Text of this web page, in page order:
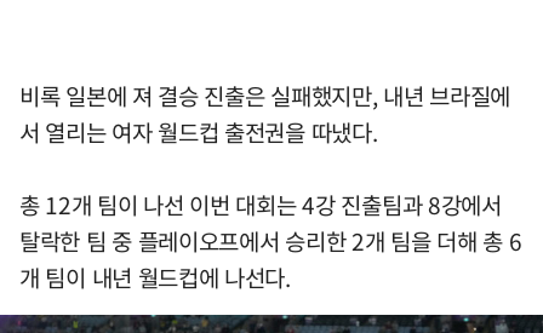
비록 일본에 져 결승 진출은 실패했지만, 내년 브라질에
서 열리는 여자 월드컵 출전권을 따냈다.
총 12개 팀이 나선 이번 대회는 4강 진출팀과 8강에서
탈락한 팀 중 플레이오프에서 승리한 2개 팀을 더해 총 6
개 팀이 내년 월드컵에 나선다.